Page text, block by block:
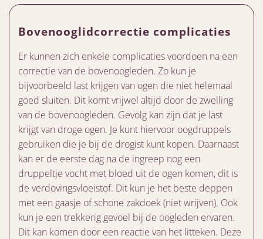
Bovenooglidcorrectie complicaties
Er kunnen zich enkele complicaties voordoen na een
correctie van de bovenoogleden. Zo kun je
bijvoorbeeld last krijgen van ogen die niet helemaal
goed sluiten. Dit komt vrijwel altijd door de zwelling
van de bovenoogleden. Gevolg kan zijn dat je last
krijgt van droge ogen. Je kunt hiervoor oogdruppels
gebruiken die je bij de drogist kunt kopen. Daarnaast
kan er de eerste dag na de ingreep nog een
druppeltje vocht met bloed uit de ogen komen, dit is
de verdovingsvloeistof. Dit kun je het beste deppen
met een gaasje of schone zakdoek (niet wrijven). Ook
kun je een trekkerig gevoel bij de oogleden ervaren.
Dit kan komen door een reactie van het litteken. Deze